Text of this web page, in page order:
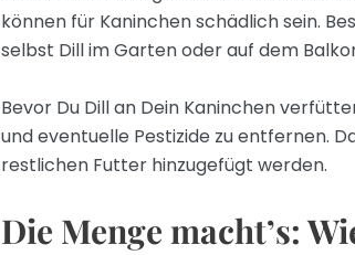
können für Kaninchen schädlich sein.
selbst Dill im Garten oder auf dem
Bevor Du Dill an Dein Kaninchen
und eventuelle Pestizide zu entfernen.
restlichen Futter hinzugefügt werden.
Die Menge macht’s: